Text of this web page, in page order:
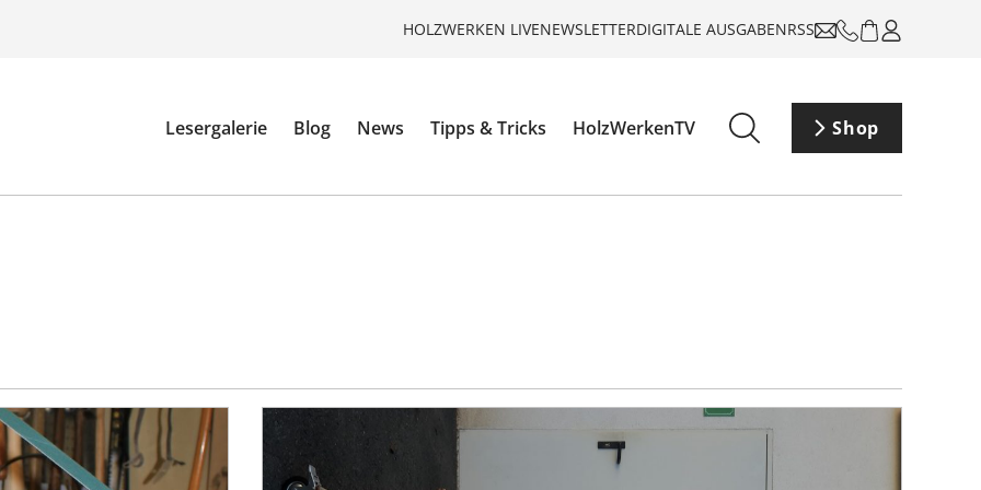
HOLZWERKEN LIVENEWSLETTERDIGITALE AUSGABENRSS
Lesergalerie Blog News Tipps & Tricks HolzWerkenTV Shop